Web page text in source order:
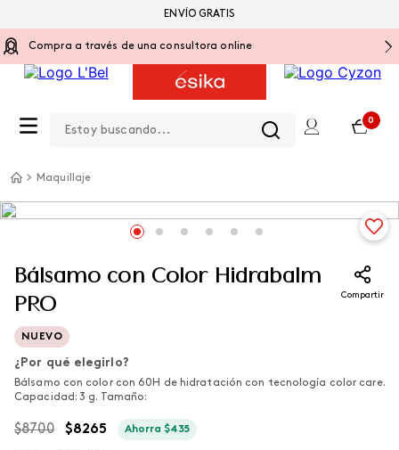
Compra a través de una consultora online
0
ENVÍO GRATIS
Maquillaje
Bálsamo con Color Hidrabalm
PRO
Compartir
NUEVO
¿Por qué elegirlo?
Bálsamo con color con 60H de hidratación con tecnología color care.
Capacidad: 3 g. Tamaño:
$8700 $8265 Ahorra $435